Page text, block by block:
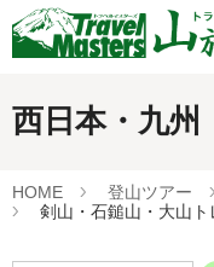
西日本・九州
HOME 登山ツアー
剣山・石鎚山・大山ト